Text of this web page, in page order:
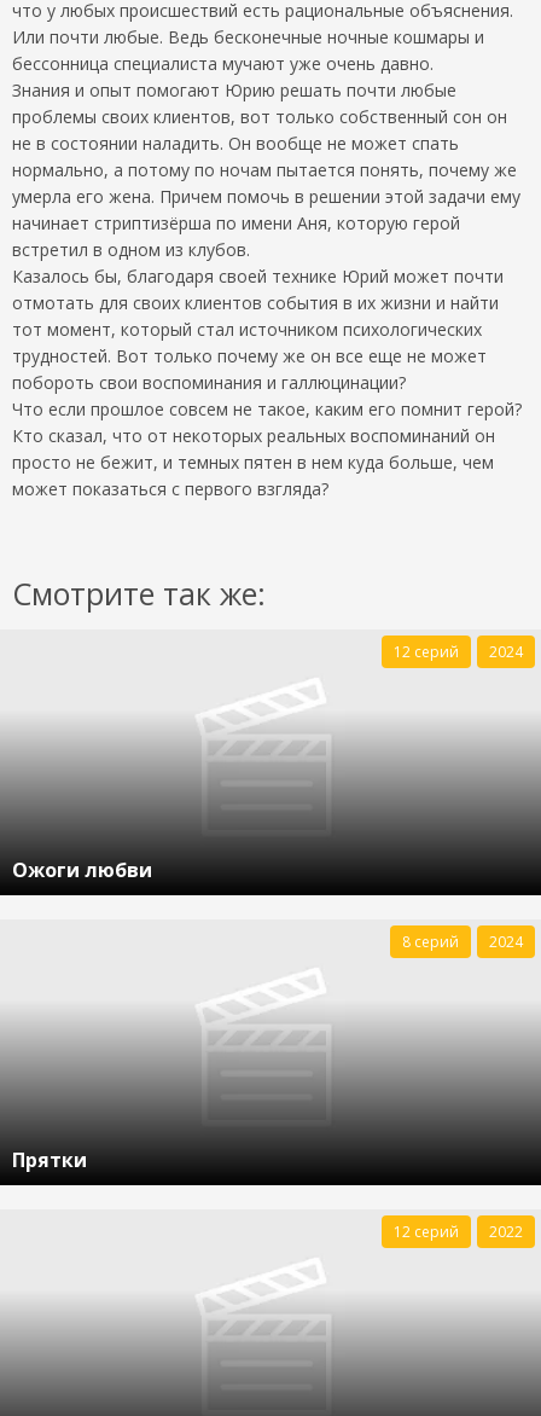
что у любых происшествий есть рациональные объяснения.
Или почти любые. Ведь бесконечные ночные кошмары и
бессонница специалиста мучают уже очень давно.
Знания и опыт помогают Юрию решать почти любые
проблемы своих клиентов, вот только собственный сон он
не в состоянии наладить. Он вообще не может спать
нормально, а потому по ночам пытается понять, почему же
умерла его жена. Причем помочь в решении этой задачи ему
начинает стриптизёрша по имени Аня, которую герой
встретил в одном из клубов.
Казалось бы, благодаря своей технике Юрий может почти
отмотать для своих клиентов события в их жизни и найти
тот момент, который стал источником психологических
трудностей. Вот только почему же он все еще не может
побороть свои воспоминания и галлюцинации?
Что если прошлое совсем не такое, каким его помнит герой?
Кто сказал, что от некоторых реальных воспоминаний он
просто не бежит, и темных пятен в нем куда больше, чем
может показаться с первого взгляда?
Смотрите так же:
Ожоги любви
12 серий 2024
Прятки
8 серий 2024
12 серий 2022